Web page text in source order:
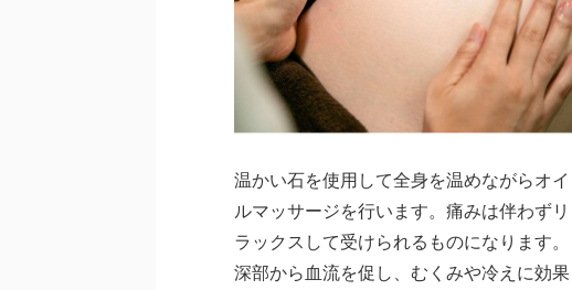
温かい石を使用して全身を温めながらオイ
ルマッサージを行います。痛みは伴わずリ
ラックスして受けられるものになります。
深部から血流を促し、むくみや冷えに効果